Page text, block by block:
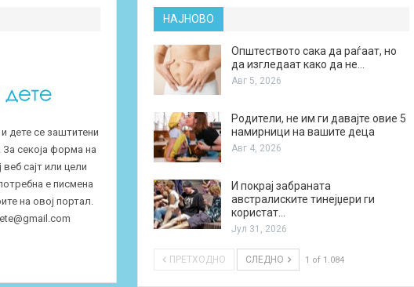
дете се заштитени
секоја форма на
сајт или цели
е писмена
на овој портал.
НАЈНОВО
Општеството сака да раѓаат, но
да изгледаат како да не…
Авг 5, 2026
Родители, не им ги давајте овие 5
намирници на вашите деца
Авг 4, 2026
И покрај забраната
австралиските тинејџери ги
користат…
Јул 31, 2026
ПРЕТХОДНО СЛЕДНО 1 of 1.084